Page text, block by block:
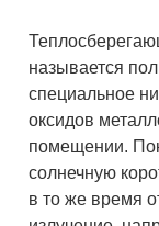
называется
специальное
оксидов
помещении.
солнечную
в то же время